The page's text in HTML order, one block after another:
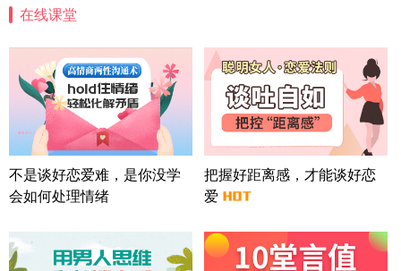
情感方案
北京-朝阳 151****3189
22分钟前
微信用户 巧?媚儿 通过此页面咨询，已获得专属情感
方案
上海-浦东 177****9074
56分钟前
微信用户 Liberty 通过此页面咨询，已获得专属情感
方案
广东-广州 188****5632
湖北-武汉 135****7410
41分钟前
在线课堂
不是谈好恋爱难，是你没学
会如何处理情绪
把握好距离感，才能谈好恋
爱